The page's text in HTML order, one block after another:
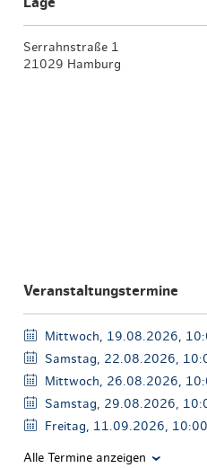
Serrahnstraße 1
21029 Hamburg
Veranstaltungstermine
Mittwoch, 19.08.2026,
Samstag, 22.08.2026,
Mittwoch, 26.08.2026,
Samstag, 29.08.2026,
Freitag, 11.09.2026, 10:00
Alle Termine anzeigen